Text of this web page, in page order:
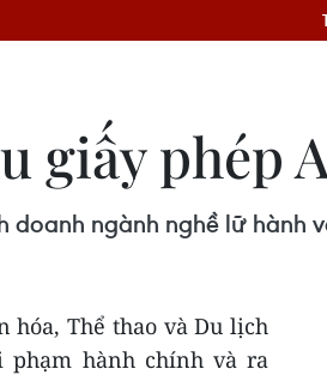
giấy phép
ngành nghề lữ hành
hóa, Thể thao và Du lịch
phạm hành chính và ra